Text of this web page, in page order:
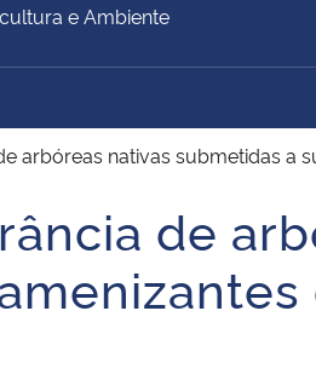
Regional
União
União Banco Central do Brasil
e Ambiente
arbóreas nativas submetidas
de